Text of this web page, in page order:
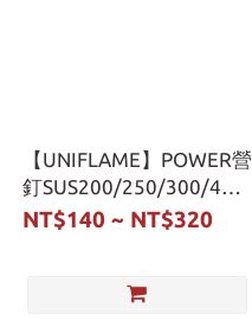
【UNIFLAME】POWER營
釘SUS200/250/300/400
U682326
NT$140 ~ NT$320